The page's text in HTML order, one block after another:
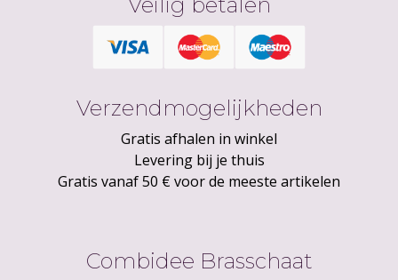
Verzendmogelijkheden
Gratis afhalen in winkel
Levering bij je thuis
Gratis vanaf 50 € voor de meeste artikelen
Combidee Brasschaat